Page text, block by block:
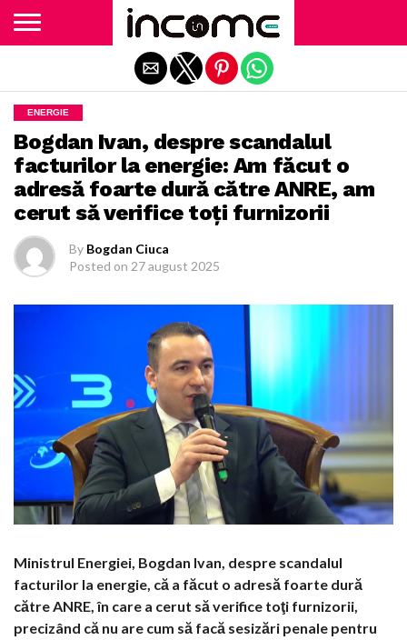
ENERGIE
Bogdan Ivan, despre scandalul
facturilor la energie: Am făcut o
adresă foarte dură către ANRE, am
cerut să verifice toţi furnizorii
By Bogdan Ciuca
Posted on 27 august 2025
Ministrul Energiei, Bogdan Ivan, despre scandalul
facturilor la energie, că a făcut o adresă foarte dură
către ANRE, în care a cerut să verifice toţi furnizorii,
precizând că nu are cum să facă sesizări penale pentru
Exit mobile version